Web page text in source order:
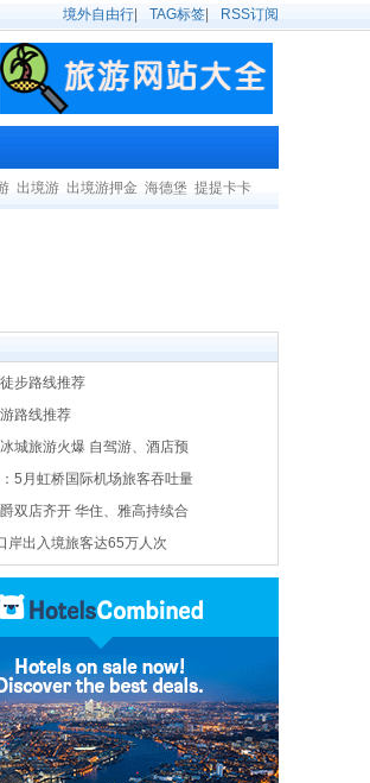
境外自由行 TAG标签 RSS订阅
出境游 出境游押金 海德堡 提提卡卡
步路线推荐
路线推荐
城旅游火爆 自驾游、酒店预
5月虹桥国际机场旅客吞吐量
双店齐开 华住、雅高持续合
岸出入境旅客达65万人次